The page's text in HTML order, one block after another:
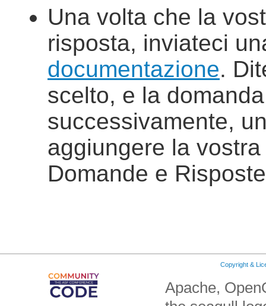
Una volta che la
risposta, inviateci
documentazione.
scelto, e la
successivamente,
aggiungere la
Domande e
Copyright &
Apache,